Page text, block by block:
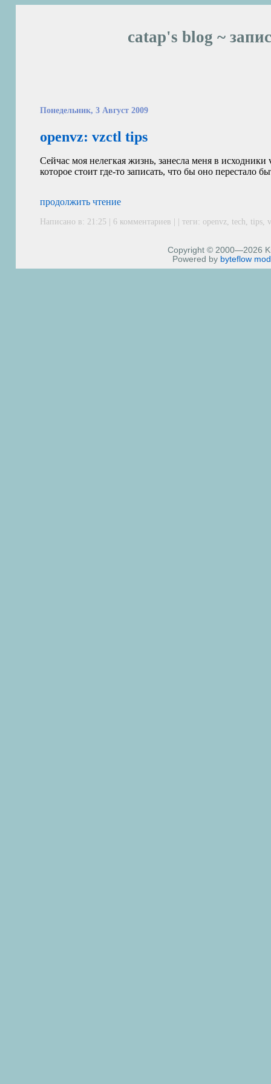
catap's blog ~
Понедельник, 3 Август 2009
openvz: vzctl tips
Сейчас моя нелегкая жизнь, занесла меня в
которое стоит где-то записать, что бы оно перестало
продолжить чтение
Написано в: 21:25 | 6 комментариев | | теги: openvz tech tips ,
Copyright © 2000—2026
Powered by byteflow